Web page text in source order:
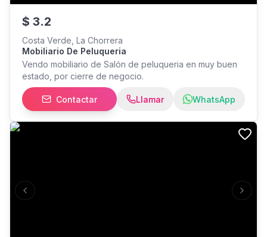
$ 3.2
Costa Verde, La Chorrera
Mobiliario De Peluqueria
Vendo mobiliario de Salón de peluqueria en muy buen
estado, por cierre de negocio.
Contactar Llamar WhatsApp
Previous slide Next